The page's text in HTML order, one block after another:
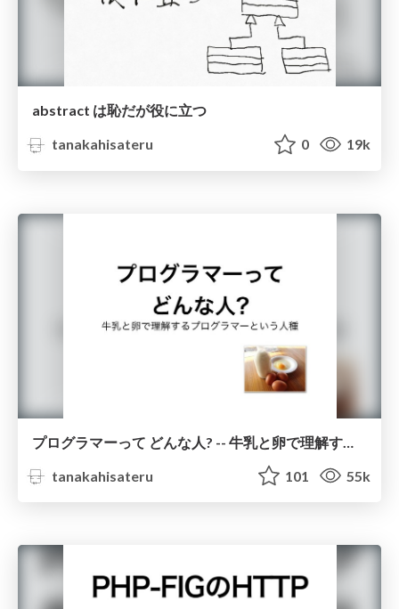
abstract は恥だが役に立つ
tanakahisateru
0 19k
tanakahisateru
101 55k